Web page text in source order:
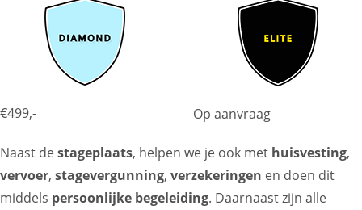
€499,- Op aanvraag
Naast destageplaats, helpen we je ook met huisvesting,
vervoer, stagevergunning, verzekeringen en doen dit
middels persoonlijke begeleiding. Daarnaast zijn alle